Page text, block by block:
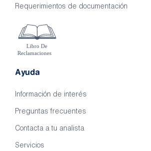
Requerimientos de documentación
Ayuda
Información de interés
Preguntas frecuentes
Contacta a tu analista
Servicios